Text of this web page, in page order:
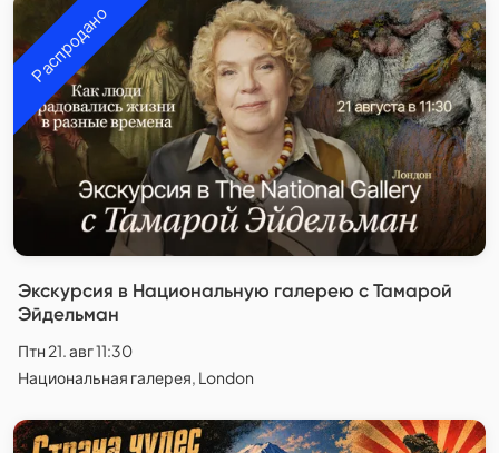
Распродано
Экскурсия в Национальную галерею с Тамарой
Эйдельман
Птн 21. авг 11:30
Национальная галерея, London